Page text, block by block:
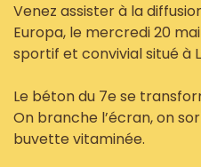
Venez assister à la
Europa, le mercredi 20
sportif et convivial situé à
Le béton du 7e se
On branche l’écran, on
buvette vitaminée.